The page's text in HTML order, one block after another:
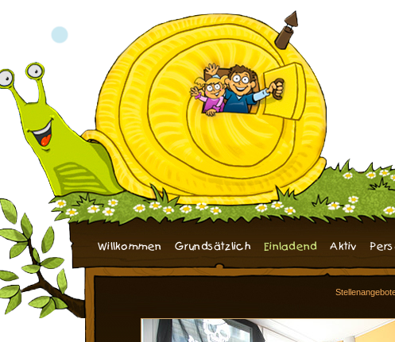
Willkommen Grundsätzlich Einladend Aktiv